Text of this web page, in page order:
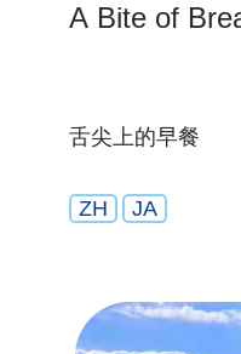
A Bite of
舌尖上的早餐
ZH JA